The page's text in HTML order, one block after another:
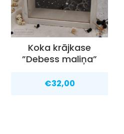
Koka krājkase
”Debess maliņa”
€32,00